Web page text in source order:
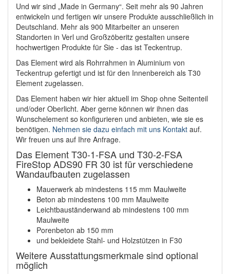
Und wir sind „Made in Germany“. Seit mehr als 90 Jahren
entwickeln und fertigen wir unsere Produkte ausschließlich in
Deutschland. Mehr als 900 Mitarbeiter an unseren
Standorten in Verl und Großzöberitz gestalten unsere
hochwertigen Produkte für Sie - das ist Teckentrup.
Das Element wird als Rohrrahmen in Aluminium von
Teckentrup gefertigt und ist für den Innenbereich als T30
Element zugelassen.
Das Element haben wir hier aktuell im Shop ohne Seitenteil
und/oder Oberlicht. Aber gerne können wir ihnen das
Wunschelement so konfigurieren und anbieten, wie sie es
benötigen. Nehmen sie dazu einfach mit uns Kontakt auf.
Wir freuen uns auf Ihre Anfrage.
Das Element T30-1-FSA und T30-2-FSA
FireStop ADS90 FR 30 ist für verschiedene
Wandaufbauten zugelassen
Mauerwerk ab mindestens 115 mm Maulweite
Beton ab mindestens 100 mm Maulweite
Leichtbauständerwand ab mindestens 100 mm
Maulweite
Porenbeton ab 150 mm
und bekleidete Stahl- und Holzstützen in F30
Weitere Ausstattungsmerkmale sind optional
möglich